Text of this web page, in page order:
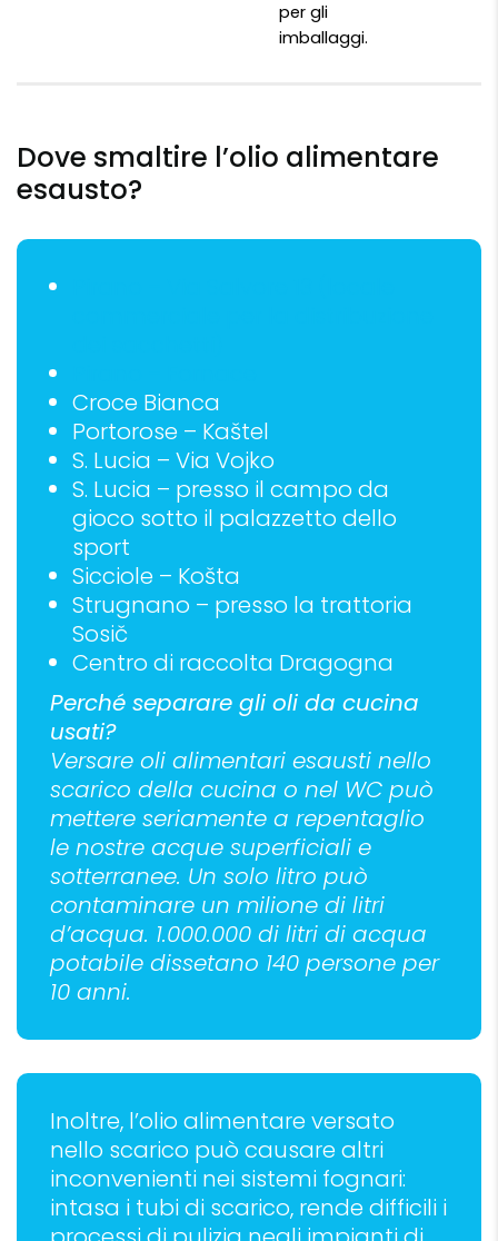
per gli
imballaggi.
Dove smaltire l’olio alimentare
esausto?
Croce Bianca
Portorose – Kaštel
S. Lucia – Via Vojko
S. Lucia – presso il campo da
gioco sotto il palazzetto dello
sport
Sicciole – Košta
Strugnano – presso la trattoria
Sosič
Centro di raccolta Dragogna
Perché separare gli oli da cucina
usati?
Versare oli alimentari esausti nello
scarico della cucina o nel WC può
mettere seriamente a repentaglio
le nostre acque superficiali e
sotterranee. Un solo litro può
contaminare un milione di litri
d’acqua. 1.000.000 di litri di acqua
potabile dissetano 140 persone per
10 anni.
Inoltre, l’olio alimentare versato
nello scarico può causare altri
inconvenienti nei sistemi fognari:
intasa i tubi di scarico, rende difficili i